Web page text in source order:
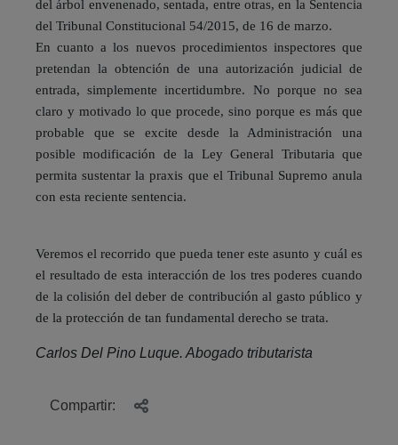
del árbol envenenado, sentada, entre otras, en la Sentencia
del Tribunal Constitucional 54/2015, de 16 de marzo.
En cuanto a los nuevos procedimientos inspectores que
pretendan la obtención de una autorización judicial de
entrada, simplemente incertidumbre. No porque no sea
claro y motivado lo que procede, sino porque es más que
probable que se excite desde la Administración una
posible modificación de la Ley General Tributaria que
permita sustentar la praxis que el Tribunal Supremo anula
con esta reciente sentencia.
Veremos el recorrido que pueda tener este asunto y cuál es
el resultado de esta interacción de los tres poderes cuando
de la colisión del deber de contribución al gasto público y
de la protección de tan fundamental derecho se trata.
Carlos Del Pino Luque. Abogado tributarista
Compartir: